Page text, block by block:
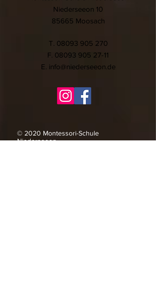
Niederseeon 10
85665 Moosach
T. 08093 905 270
F. 08093 905 27-11
E. info@niederseeon.de
© 2020 Montessori-Schule
Niederseeon